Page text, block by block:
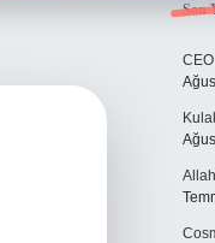
Son